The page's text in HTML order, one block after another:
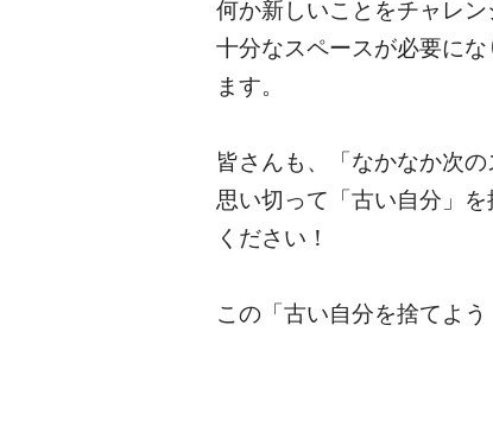
何か新しいことをチャレ
十分なスペースが必要に
ます。
皆さんも、「なかなか次
思い切って「古い自分」
ください！
この「古い自分を捨てよ